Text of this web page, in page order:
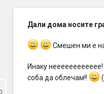
Дали дома носите
Смешен ми е
Инаку
соба да облечам!!
(